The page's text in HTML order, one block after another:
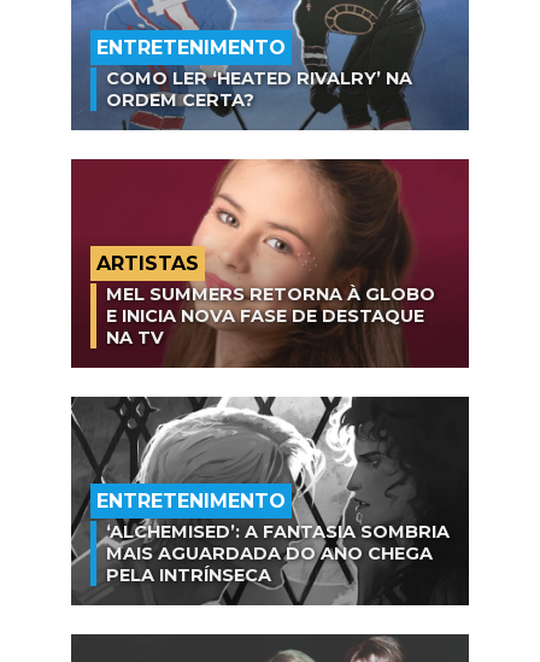
ENTRETENIMENTO
COMO LER ‘HEATED RIVALRY’ NA
ORDEM CERTA?
ARTISTAS
MEL SUMMERS RETORNA À GLOBO
E INICIA NOVA FASE DE DESTAQUE
NA TV
ENTRETENIMENTO
‘ALCHEMISED’: A FANTASIA SOMBRIA
MAIS AGUARDADA DO ANO CHEGA
PELA INTRÍNSECA